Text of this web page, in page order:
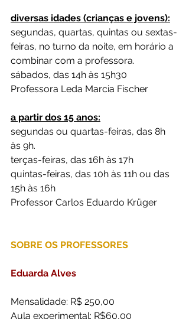
diversas idades (crianças e jovens):
segundas, quartas, quintas ou sextas-
feiras, no turno da noite, em horário a
combinar com a professora.
sábados, das 14h às 15h30
Professora Leda Marcia Fischer
a partir dos 15 anos:
segundas ou quartas-feiras, das 8h
às 9h.
terças-feiras, das 16h às 17h
quintas-feiras, das 10h às 11h ou das
15h às 16h
Professor Carlos Eduardo Krüger
SOBRE OS PROFESSORES
Eduarda Alves
Mensalidade: R$ 250,00
Aula experimental: R$60,00